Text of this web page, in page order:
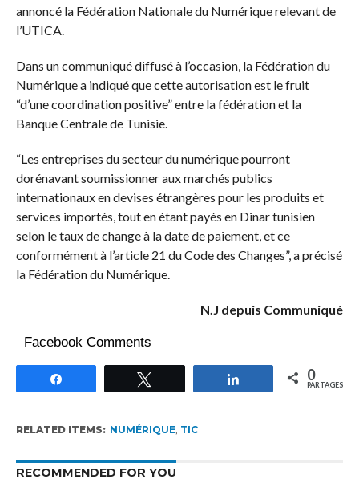
annoncé la Fédération Nationale du Numérique relevant de
l’UTICA.
Dans un communiqué diffusé à l’occasion, la Fédération du
Numérique a indiqué que cette autorisation est le fruit
“d’une coordination positive” entre la fédération et la
Banque Centrale de Tunisie.
“Les entreprises du secteur du numérique pourront
dorénavant soumissionner aux marchés publics
internationaux en devises étrangères pour les produits et
services importés, tout en étant payés en Dinar tunisien
selon le taux de change à la date de paiement, et ce
conformément à l’article 21 du Code des Changes”, a précisé
la Fédération du Numérique.
N.J depuis Communiqué
Facebook Comments
Partagez 0
PARTAGES
RELATED ITEMS: NUMÉRIQUE, TIC
RECOMMENDED FOR YOU